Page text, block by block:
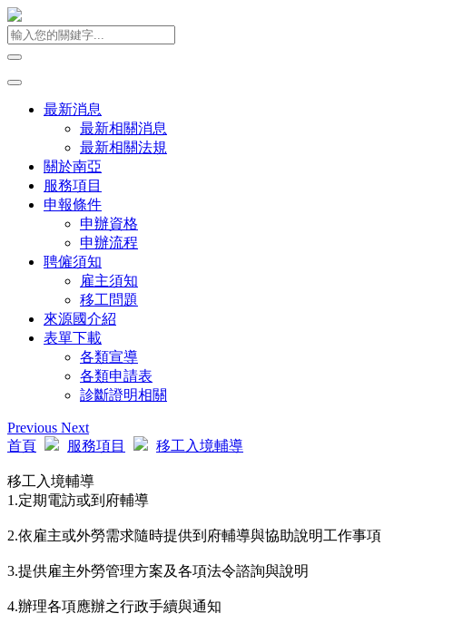
最新消息
最新相關消息
最新相關法規
關於南亞
服務項目
申報條件
申辦資格
申辦流程
聘僱須知
雇主須知
移工問題
來源國介紹
表單下載
各類宣導
各類申請表
診斷證明相關
Previous Next
首頁
服務項目 移工入境輔導
移工入境輔導
1.定期電訪或到府輔導
2.依雇主或外勞需求隨時提供到府輔導與協助說明工作事項
3.提供雇主外勞管理方案及各項法令諮詢與說明
4.辦理各項應辦之行政手續與通知